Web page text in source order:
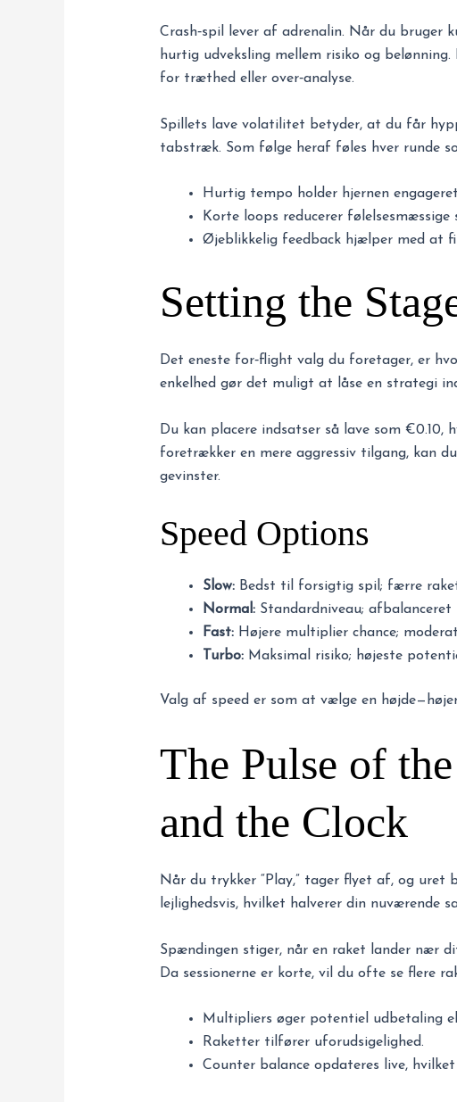
Crash‑spil lever af adrenalin. Når du bruger
hurtig udveksling mellem risiko og
for træthed eller over‑analyse.
Spillets lave volatilitet betyder, at du får
tabstræk. Som følge heraf føles hver runde
Hurtig tempo holder hjernen
Korte loops reducerer følelsesmæssige
Øjeblikkelig feedback hjælper med at
Setting the
Det eneste for‑flight valg du foretager, er
enkelhed gør det muligt at låse en strategi
Du kan placere indsatser så lave som
foretrækker en mere aggressiv tilgang, kan
gevinster.
Speed Options
Slow:Bedst til forsigtig spil; færre
Normal:Standardniveau; afbalanceret
Fast:Højere multiplier chance;
Turbo:Maksimal risiko; højeste
Valg af speed er som at vælge en
The Pulse of
and the Clock
Når du trykker “Play,” tager flyet af, og
lejlighedsvis, hvilket halverer din nuværende
Spændingen stiger, når en raket lander nær
Da sessionerne er korte, vil du ofte se flere
Multipliers øger potentiel udbetaling
Raketter tilfører uforudsigelighed.
Counter balance opdateres live,